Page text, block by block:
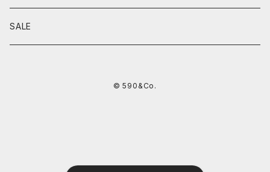
鉛筆補助軸
590&Co.
シャープペンシルIII
SALE
© 590&Co.